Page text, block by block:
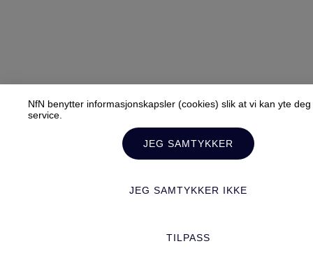
NfN benytter informasjonskapsler (cookies) slik at vi kan yte
service.
JEG SAMTYKKER
JEG SAMTYKKER IKKE
TILPASS